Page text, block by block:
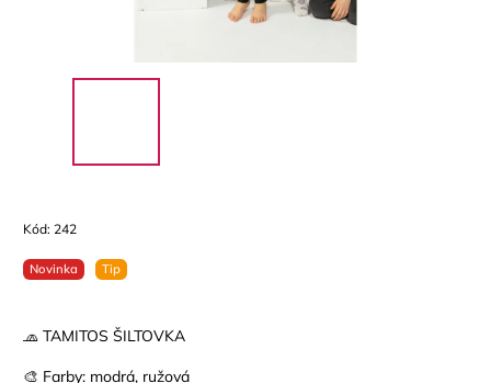
Kód: 242
Novinka Tip
🧢 TAMITOS ŠILTOVKA
🎨 Farby: modrá, ružová